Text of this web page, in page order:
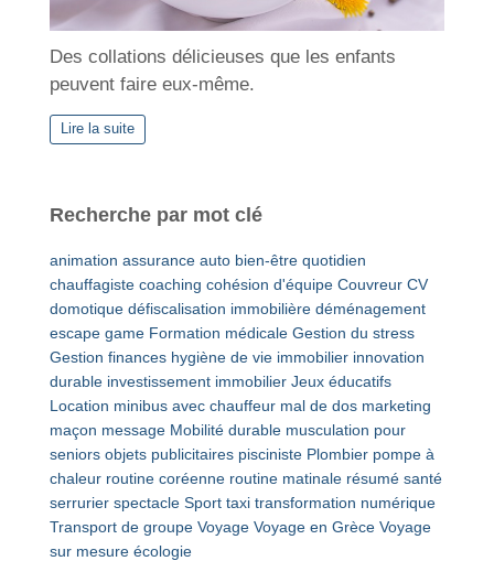
Des collations délicieuses que les enfants
peuvent faire eux-même.
Lire la suite
Recherche par mot clé
animation assurance auto bien-être quotidien
chauffagiste coaching cohésion d'équipe Couvreur CV
domotique défiscalisation immobilière déménagement
escape game Formation médicale Gestion du stress
Gestion finances hygiène de vie immobilier innovation
durable investissement immobilier Jeux éducatifs
Location minibus avec chauffeur mal de dos marketing
maçon message Mobilité durable musculation pour
seniors objets publicitaires pisciniste Plombier pompe à
chaleur routine coréenne routine matinale résumé santé
serrurier spectacle Sport taxi transformation numérique
Transport de groupe Voyage Voyage en Grèce Voyage
sur mesure écologie